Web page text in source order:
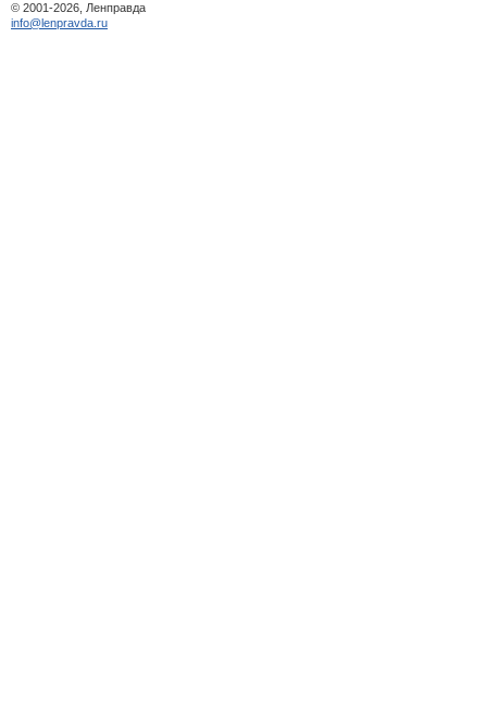
© 2001-2026, Ленправда
info@lenpravda.ru